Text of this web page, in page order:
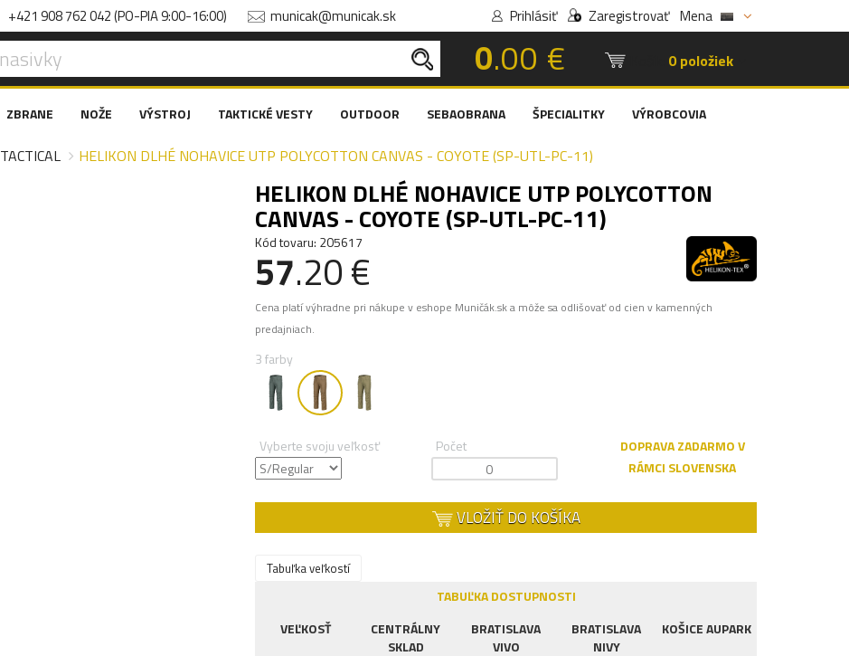
+421 908 762 042 (PO-PIA 9:00-16:00) municak@municak.sk Prihlásiť Zaregistrovať Mena
0.00 € 0 položiek
ZBRANE NOŽE VÝSTROJ TAKTICKÉ VESTY OUTDOOR SEBAOBRANA ŠPECIALITKY VÝROBCOVIA
TACTICAL HELIKON DLHÉ NOHAVICE UTP POLYCOTTON CANVAS - COYOTE (SP-UTL-PC-11)
HELIKON DLHÉ NOHAVICE UTP POLYCOTTON
CANVAS - COYOTE (SP-UTL-PC-11)
Kód tovaru: 205617
57.20 €
Cena platí výhradne pri nákupe v eshope Muničák.sk a môže sa odlišovať od cien v kamenných
predajniach.
3 farby
Vyberte svoju veľkosť Počet
DOPRAVA ZADARMO V
RÁMCI SLOVENSKA
VLOŽIŤ DO KOŠÍKA
Tabuľka veľkostí
TABUĽKA DOSTUPNOSTI
VEĽKOSŤ
CENTRÁLNY
SKLAD
BRATISLAVA
VIVO
BRATISLAVA
NIVY
KOŠICE AUPARK